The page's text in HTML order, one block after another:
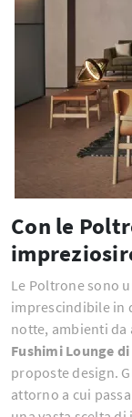
Con le
Le Poltrone sono
imprescindibile in
notte, ambienti da
Fushimi Lounge
proposte design.
attorno a cui